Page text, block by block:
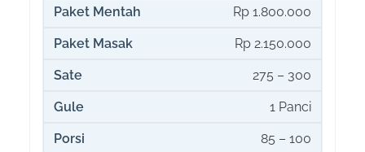
Rp 1.800.000
Rp 2.150.000
275 – 300
1 Panci
85 – 100